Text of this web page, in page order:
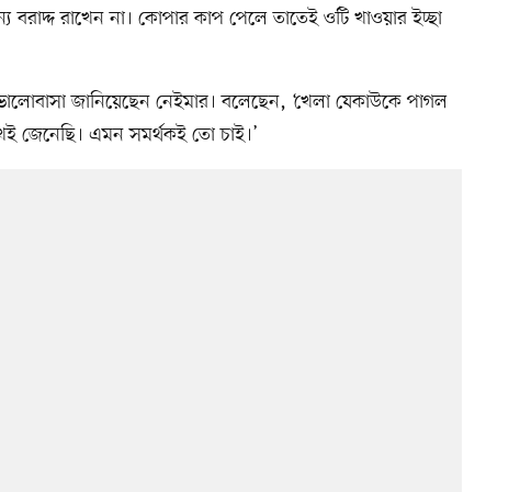
রাখেন না। কোপার কাপ পেলে তাতেই ওটি খাওয়ার ইচ্ছা
জানিয়েছেন নেইমার। বলেছেন, ‘খেলা যেকাউকে পাগল
জেনেছি। এমন সমর্থকই তো চাই।’